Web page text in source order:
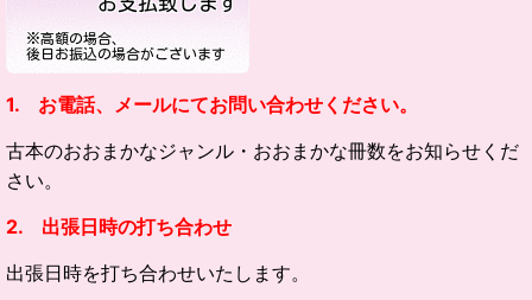
1. お電話、メールにてお問い合わせください。
古本のおおまかなジャンル・ おおまかな冊数をお知らせくだ
さい。
2. 出張日時の打ち合わせ
出張日時を打ち合わせいたします。